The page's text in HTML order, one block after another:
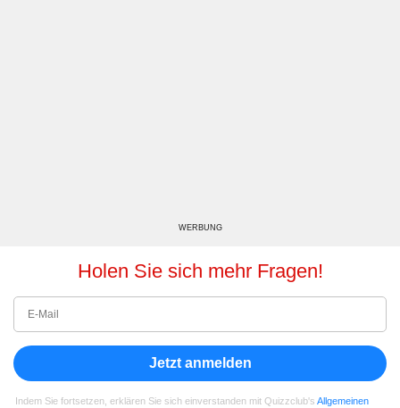
WERBUNG
Holen Sie sich mehr Fragen!
Jetzt anmelden
Indem Sie fortsetzen, erklären Sie sich einverstanden mit Quizzclub's Allgemeinen